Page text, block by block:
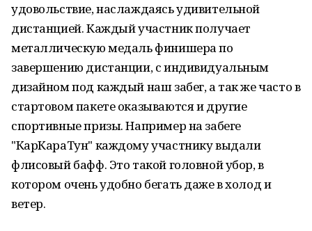
удовольствие, наслаждаясь удивительной
дистанцией. Каждый участник получает
металлическую медаль финишера по
завершению дистанции, с индивидуальным
дизайном под каждый наш забег, а так же часто в
стартовом пакете оказываются и другие
спортивные призы. Например на забеге
"КарКараТун" каждому участнику выдали
флисовый бафф. Это такой головной убор, в
котором очень удобно бегать даже в холод и
ветер.